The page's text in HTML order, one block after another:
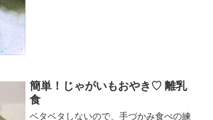
簡単！じゃがいもおやき♡ 離乳
食
ベタベタしないので、手づかみ食べの練